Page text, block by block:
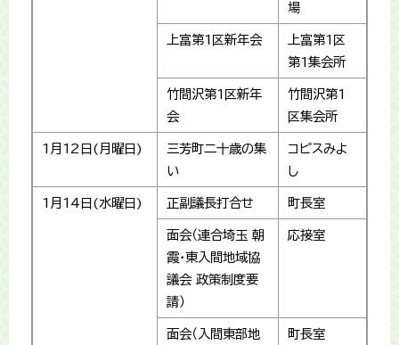
場
上富第1区新年会
上富第1区
第1集会所
竹間沢第1区新年
会
竹間沢第1
区集会所
1月12日(月曜日)
三芳町二十歳の集
い
コピスみよ
し
1月14日(水曜日) 正副議長打合せ 町長室
面会（連合埼玉 朝
霞・東入間地域協
議会 政策制度要
請）
応接室
面会（入間東部地
町長室